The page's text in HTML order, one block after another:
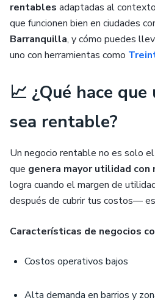
rentables adaptadas al
que funcionen bien en ciudades
Barranquilla, y cómo puedes
uno con herramientas como
📈 ¿Qué hace
sea rentable?
Un negocio rentable no es solo
que genera mayor utilidad con
logra cuando el margen de
después de cubrir tus costos—
Características de negocios
Costos operativos bajos
Alta demanda en barrios y